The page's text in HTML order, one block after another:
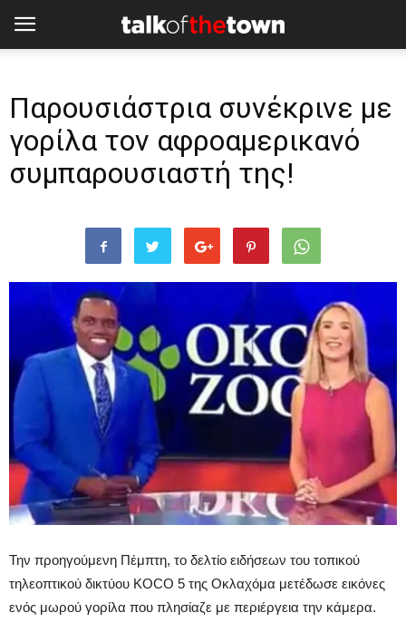
Παρουσιάστρια συνέκρινε με
γορίλα τον αφροαμερικανό
συμπαρουσιαστή της!
Την προηγούμενη Πέμπτη, το δελτίο ειδήσεων του τοπικού
τηλεοπτικού δικτύου KOCO 5 της Οκλαχόμα μετέδωσε εικόνες
ενός μωρού γορίλα που πλησίαζε με περιέργεια την κάμερα.